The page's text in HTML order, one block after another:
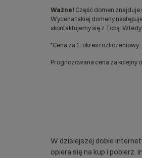
Ważne! Część domen
Wycena takiej domeny
skontaktujemy się z Tobą.
*Cena za 1. okres rozliczeniowy.
Prognozowana cena za kolejny
W dzisiejszej dobie
opiera się na kup i pobierz.